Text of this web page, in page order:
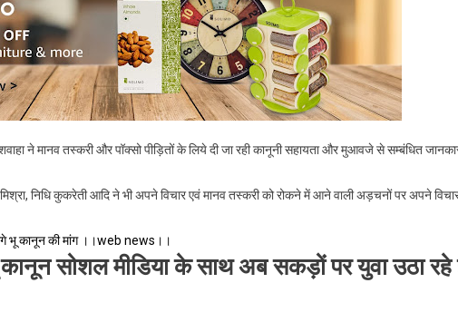
ने मानव तस्करी और पॉक्सो पीड़ितों के लिये दी जा रही कानूनी सहायता और मुआवजे से सम्बंधित
मिश्रा, निधि कुकरेती आदि ने भी अपने विचार एवं मानव तस्करी को रोकने में आने वाली अड़चनों पर अपने
भू कानून की मांग ।।web news।।
कानून सोशल मीडिया के साथ अब सकड़ों पर युवा उठा रहे